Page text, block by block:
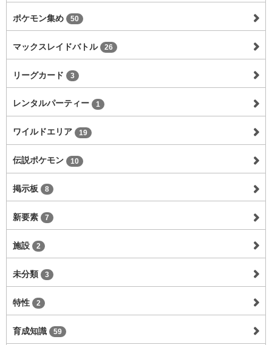
ポケモン集め 50
マックスレイドバトル 26
リーグカード 3
レンタルパーティー 1
ワイルドエリア 19
伝説ポケモン 10
掲示板 8
新要素 7
施設 2
未分類 3
特性 2
育成知識 59